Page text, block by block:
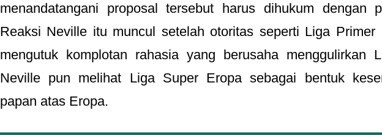
menandatangani proposal tersebut harus dihukum dengan
Reaksi Neville itu muncul setelah otoritas seperti Liga Primer
mengutuk komplotan rahasia yang berusaha menggulirkan
Neville pun melihat Liga Super Eropa sebagai bentuk
papan atas Eropa.